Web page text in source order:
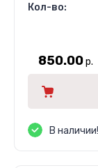
Кол-во:
850.00р.
В наличии!